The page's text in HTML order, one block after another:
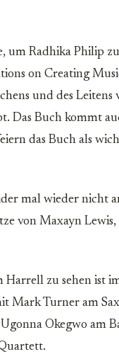
um Radhika Philip
on Creating
und des
Das Buch kommt
das Buch als
mal wieder nicht
von Maxayn
Harrell zu sehen ist
Mark Turner am
Okegwo am